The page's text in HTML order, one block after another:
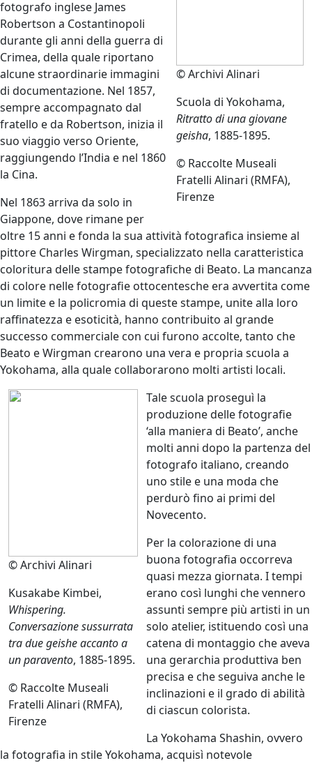
© Archivi Alinari
Scuola di Yokohama,
Ritratto di una giovane
geisha, 1885-1895.
© Raccolte Museali
Fratelli Alinari (RMFA),
Firenze
fotografo inglese James
Robertson a Costantinopoli
durante gli anni della guerra di
Crimea, della quale riportano
alcune straordinarie immagini
di documentazione. Nel 1857,
sempre accompagnato dal
fratello e da Robertson, inizia il
suo viaggio verso Oriente,
raggiungendo l’India e nel 1860
la Cina.
Nel 1863 arriva da solo in
Giappone, dove rimane per
oltre 15 anni e fonda la sua attività fotografica insieme al
pittore Charles Wirgman, specializzato nella caratteristica
coloritura delle stampe fotografiche di Beato. La mancanza
di colore nelle fotografie ottocentesche era avvertita come
un limite e la policromia di queste stampe, unite alla loro
raffinatezza e esoticità, hanno contribuito al grande
successo commerciale con cui furono accolte, tanto che
Beato e Wirgman crearono una vera e propria scuola a
Yokohama, alla quale collaborarono molti artisti locali.
© Archivi Alinari
Kusakabe Kimbei,
Whispering.
Conversazione sussurrata
tra due geishe accanto a
un paravento, 1885-1895.
© Raccolte Museali
Fratelli Alinari (RMFA),
Firenze
Tale scuola proseguì la
produzione delle fotografie
‘alla maniera di Beato’, anche
molti anni dopo la partenza del
fotografo italiano, creando
uno stile e una moda che
perdurò fino ai primi del
Novecento.
Per la colorazione di una
buona fotografia occorreva
quasi mezza giornata. I tempi
erano così lunghi che vennero
assunti sempre più artisti in un
solo atelier, istituendo così una
catena di montaggio che aveva
una gerarchia produttiva ben
precisa e che seguiva anche le
inclinazioni e il grado di abilità
di ciascun colorista.
La Yokohama Shashin, ovvero
la fotografia in stile Yokohama, acquisì notevole